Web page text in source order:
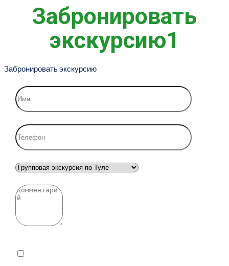
Забронировать
экскурсию1
Забронировать экскурсию